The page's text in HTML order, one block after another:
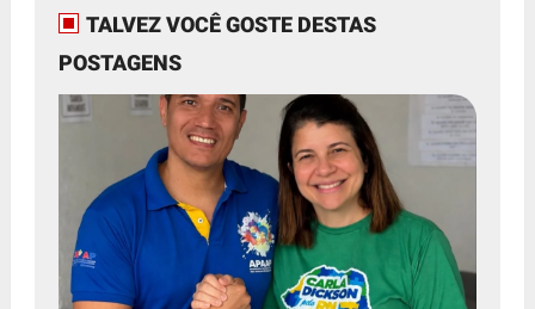
TALVEZ VOCÊ GOSTE DESTAS
POSTAGENS